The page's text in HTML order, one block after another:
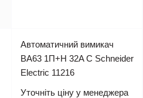
Автоматичний вимикач
ВА63 1П+Н 32A C Schneider
Electric 11216
Уточніть ціну у менеджера